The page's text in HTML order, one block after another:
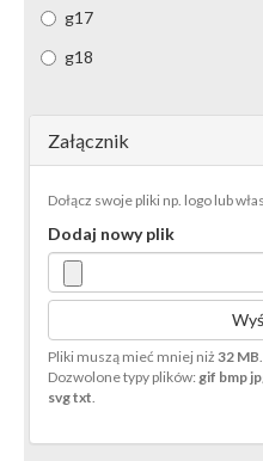
g17
g18
Załącznik
Dołącz swoje pliki np. logo lub
Dodaj nowy plik
Pliki muszą mieć mniej niż32 MB.
Dozwolone typy plików:gif bmp
svg txt.